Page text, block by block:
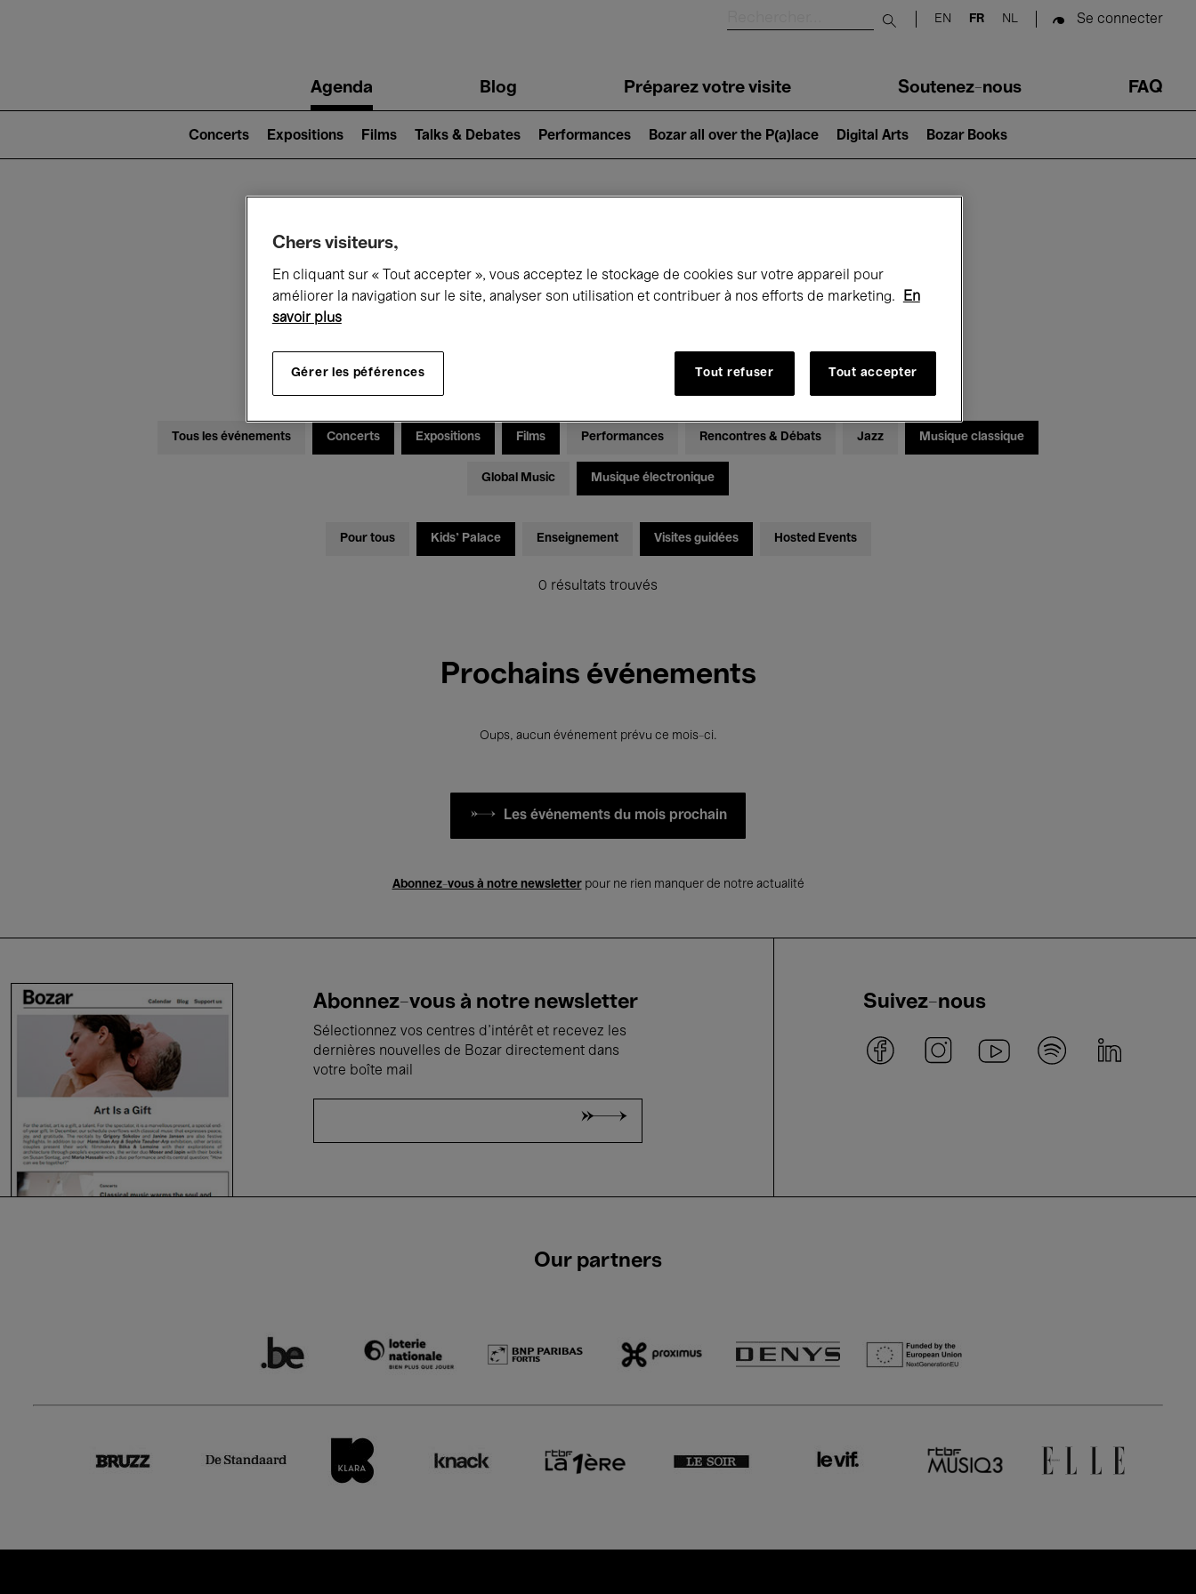
Submit search
EN FR NL Se connecter
navigationAgenda Blog Préparez votre visite Soutenez-nous FAQ
2)
Concerts Expositions Films Talks & Debates Performances Bozar all over the P(a)lace Digital Arts Bozar Books
Ce qui se passe à Bozar
Tous les événements Concerts Expositions Films Performances Rencontres & Débats Jazz Musique classique
Global Music Musique électronique
Pour tous Kids’ Palace Enseignement Visites guidées Hosted Events
0 résultats trouvés
Prochains événements
Oups, aucun événement prévu ce mois-ci.
Les événements du mois prochain
Abonnez-vous à notre newsletterpour ne rien manquer de notre actualité
Abonnez-vous à notre newsletter
Sélectionnez vos centres d'intérêt et recevez les
dernières nouvelles de Bozar directement dans
votre boîte mail
Suivez-nous
Our partners
Chers visiteurs,
En cliquant sur « Tout accepter », vous acceptez le stockage de cookies sur votre appareil pour
améliorer la navigation sur le site, analyser son utilisation et contribuer à nos efforts de marketing.
En
savoir plus
Gérer les péférences Tout refuser Tout accepter